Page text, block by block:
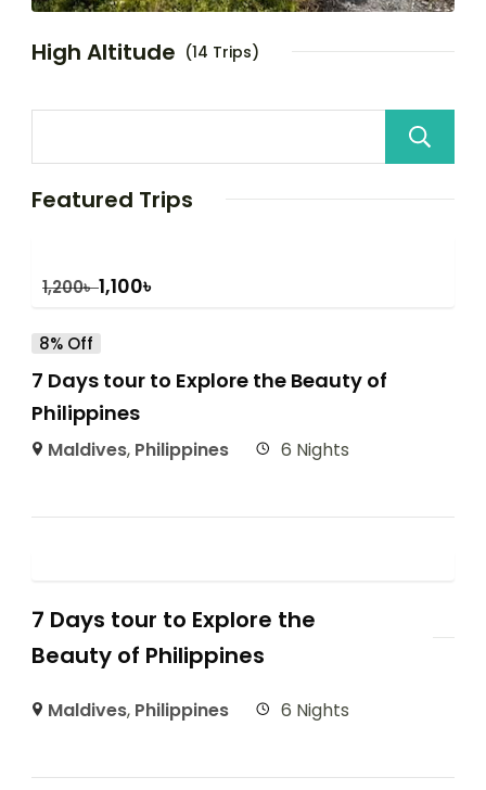
High Altitude (14 Trips)
Featured Trips
1,200৳1,100৳
8% Off
7 Days tour to Explore the Beauty of
Philippines
Maldives, Philippines 6 Nights
7 Days tour to Explore the
Beauty of Philippines
Maldives, Philippines 6 Nights